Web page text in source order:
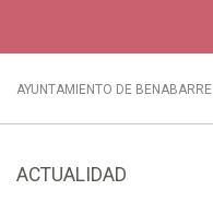
AYUNTAMIENTO DE BENABARRE
ACTUALIDAD